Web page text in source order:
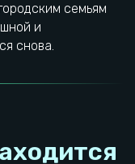
семьям
и
снова.